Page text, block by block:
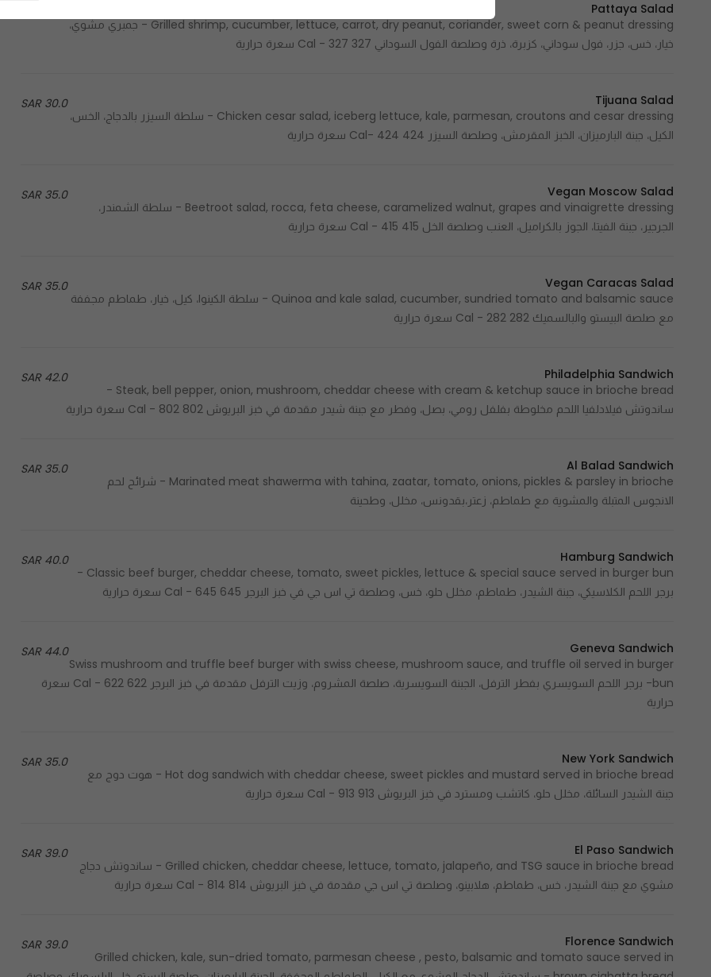
Pattaya Salad
Grilled shrimp, cucumber, lettuce, carrot, dry peanut, coriander, sweet corn & peanut dressing - جمبري مشوي،
خيار، خس، جزر، فول سوداني، كزبرة، ذرة وصلصة الفول السوداني 327 Cal - 327 سعرة حرارية
30.0 SAR
Tijuana Salad
Chicken cesar salad, iceberg lettuce, kale, parmesan, croutons and cesar dressing - سلطة السيزر بالدجاج، الخس،
الكيل، جبنة البارميزان، الخبز المقرمش، وصلصة السيزر 424 Cal- 424 سعرة حرارية
35.0 SAR
Vegan Moscow Salad
Beetroot salad, rocca, feta cheese, caramelized walnut, grapes and vinaigrette dressing - سلطة الشمندر،
الجرجير، جبنة الفيتا، الجوز بالكراميل، العنب وصلصة الخل 415 Cal - 415 سعرة حرارية
35.0 SAR
Vegan Caracas Salad
Quinoa and kale salad, cucumber, sundried tomato and balsamic sauce - سلطة الكينوا، كيل، خيار، طماطم مجففة
مع صلصة البيستو والبالسميك 282 Cal - 282 سعرة حرارية
42.0 SAR
Philadelphia Sandwich
Steak, bell pepper, onion, mushroom, cheddar cheese with cream & ketchup sauce in brioche bread -
ساندوتش فيلادلفيا اللحم مخلوطة بفلفل رومي، بصل، وفطر مع جبنة شيدر مقدمة في خبز البريوش 802 Cal - 802 سعرة حرارية
35.0 SAR
Al Balad Sandwich
Marinated meat shawerma with tahina, zaatar, tomato, onions, pickles & parsley in brioche - شرائح لحم
الانجوس المتبلة والمشوية مع طماطم، زعتر،بقدونس، مخلل، وطحينة
40.0 SAR
Hamburg Sandwich
Classic beef burger, cheddar cheese, tomato, sweet pickles, lettuce & special sauce served in burger bun -
برجر اللحم الكلاسيكي، جبنة الشيدر، طماطم، مخلل حلو، خس، وصلصة تي اس جي في خبز البرجر 645 Cal - 645 سعرة حرارية
44.0 SAR
Geneva Sandwich
Swiss mushroom and truffle beef burger with swiss cheese, mushroom sauce, and truffle oil served in burger
bun- برجر اللحم السويسري بفطر الترفل، الجبنة السويسرية، صلصة المشروم، وزيت الترفل مقدمة في خبز البرجر 622 Cal - 622 سعرة
حرارية
35.0 SAR
New York Sandwich
Hot dog sandwich with cheddar cheese, sweet pickles and mustard served in brioche bread - هوت دوج مع
جبنة الشيدر السائلة، مخلل حلو، كاتشب ومسترد في خبز البريوش 913 Cal - 913 سعرة حرارية
39.0 SAR
El Paso Sandwich
Grilled chicken, cheddar cheese, lettuce, tomato, jalapeño, and TSG sauce in brioche bread - ساندوتش دجاج
مشوي مع جبنة الشيدر، خس، طماطم، هلابينو، وصلصة تي اس جي مقدمة في خبز البريوش 814 Cal - 814 سعرة حرارية
39.0 SAR
Florence Sandwich
Grilled chicken, kale, sun-dried tomato, parmesan cheese , pesto, balsamic and tomato sauce served in